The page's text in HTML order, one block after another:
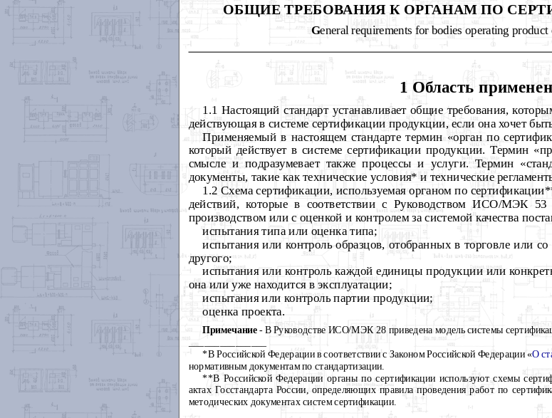
ОБЩИЕ ТРЕБОВАНИЯ К ОРГАНАМ ПО
General requirements for bodies operating
1 Область
1.1 Настоящий стандарт устанавливает общие требования,
действующая в системе сертификации продукции, если она хочет
Применяемый в настоящем стандарте термин «орган по
который действует в системе сертификации продукции. Термин
смысле и подразумевает также процессы и услуги. Термин
документы, такие как технические условия* и технические
1.2 Схема сертификации, используемая органом по
действий, которые в соответствии с Руководством ИСО/МЭК
производством или с оценкой и контролем за системой качества
испытания типа или оценка типа;
испытания или контроль образцов, отобранных в торговле или
другого;
испытания или контроль каждой единицы продукции или
она или уже находится в эксплуатации;
испытания или контроль партии продукции;
оценка проекта.
Примечание- В Руководстве ИСО/МЭК 28 приведена модель системы
_______________
*В Российской Федерации в соответствии с Законом Российской Федерации «О
нормативным документам по стандартизации.
**В Российской Федерации органы по сертификации используют схемы
актах Госстандарта России, определяющих правила проведения работ по
методических документах систем сертификации.